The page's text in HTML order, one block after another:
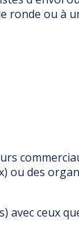
ronde ou à
ou des
avec ceux